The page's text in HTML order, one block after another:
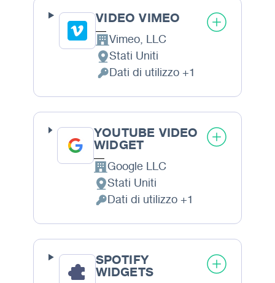
VIDEO VIMEO
Azienda:
Vimeo, LLC
Luogo del trattamento:
Stati Uniti
Dati Personali trattati:
Dati di utilizzo +1
YOUTUBE VIDEO
WIDGET
Azienda:
Google LLC
Luogo del trattamento:
Stati Uniti
Dati Personali trattati:
Dati di utilizzo +1
SPOTIFY
WIDGETS